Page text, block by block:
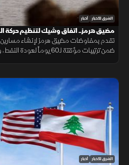
الشرق للأخبار أخبار
مضيق هرمز.. اتفاق وشيك لتنظيم حركة
تقدم بمفاوضات مضيق هرمز لإنشاء مسارين
ضمن ترتيبات مؤقتة لـ60
الشرق للأخبار أخبار